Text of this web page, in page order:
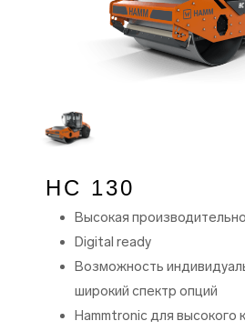
HC 130
Высокая
Digital ready
Возможность
широкий спектр опций
Hammtronic для высокого